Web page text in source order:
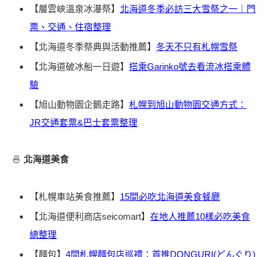
【層雲峽溫泉冰瀑祭】 北海道冬季必訪三大雪祭之一｜門
票、交通、住宿整理
【北海道冬季祭典與活動推薦】 冬天不只有札幌雪祭
【北海道破冰船一日遊】 搭乘Garinko號去看流冰搭乘體
驗
【旭山動物園企鵝走路】 札幌到旭山動物園交通方式：
JR交通套票&巴士套票整理
🍜 北海道美食
【札幌車站美食推薦】 15間必吃北海道美食餐廳
【北海道便利商店seicomart】 在地人推薦10樣必吃美食
總整理
【麵包】 4間札幌麵包店巡禮：首推DONGURI(どんぐり)